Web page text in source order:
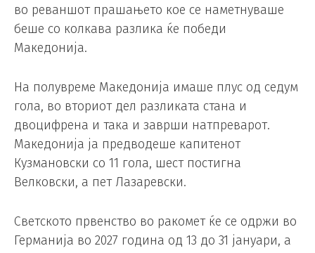
во реваншот прашањето кое се наметнуваше
беше со колкава разлика ќе победи
Македонија.
На полувреме Македонија имаше плус од седум
гола, во вториот дел разликата стана и
двоцифрена и така и заврши натпреварот.
Македонија ја предводеше капитенот
Кузмановски со 11 гола, шест постигна
Велковски, а пет Лазаревски.
Светското првенство во ракомет ќе се одржи во
Германија во 2027 година од 13 до 31 јануари, а